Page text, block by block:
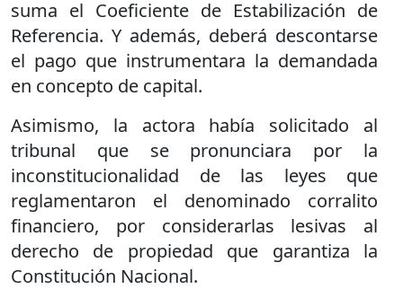
suma el Coeficiente de Estabilización de
Referencia. Y además, deberá descontarse
el pago que instrumentara la demandada
en concepto de capital.
Asimismo, la actora había solicitado al
tribunal que se pronunciara por la
inconstitucionalidad de las leyes que
reglamentaron el denominado corralito
financiero, por considerarlas lesivas al
derecho de propiedad que garantiza la
Constitución Nacional.